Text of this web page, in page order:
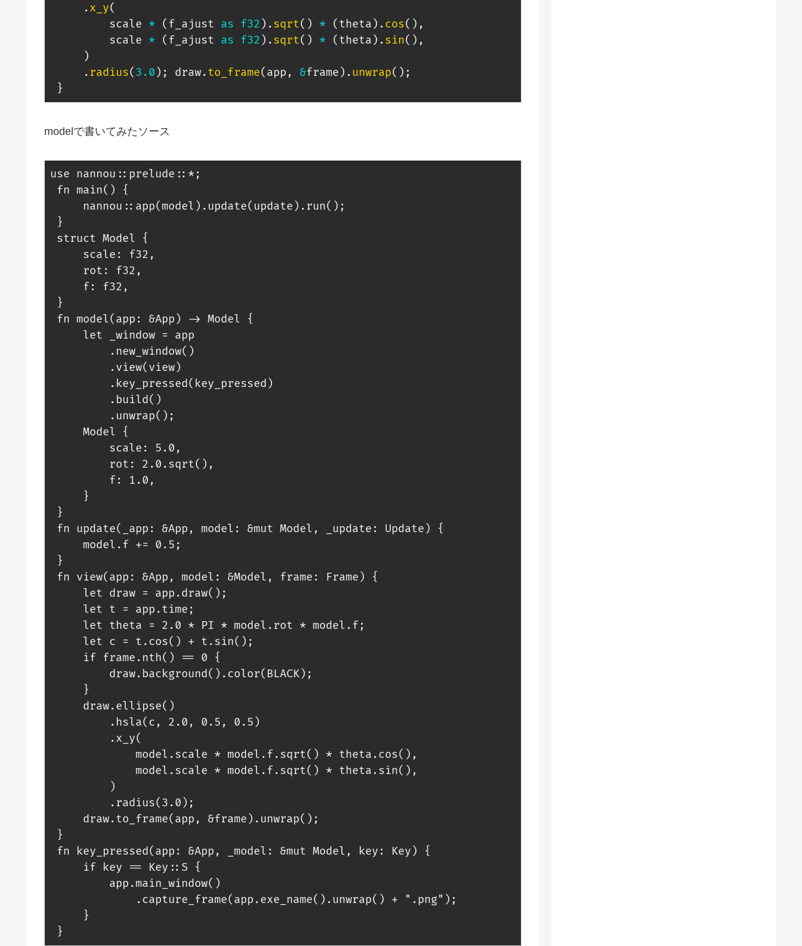
. x_y(
         scale
* ( f_ajust as f32 ) . sqrt( ) * ( theta ) . cos( ) ,
         scale
* ( f_ajust as f32 ) . sqrt( ) * ( theta ) . sin( ) ,
)
. radius( 3.0 ) ; draw. to_frame( app , &frame ) . unwrap( ) ;
}
modelで書いてみたソース
use nannou::prelude::*;
}